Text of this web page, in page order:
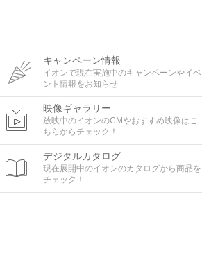
キャンペーン情報
イオンで現在実施中のキャンペーンやイベ
ント情報をお知らせ
映像ギャラリー
放映中のイオンのCMやおすすめ映像はこ
ちらからチェック！
デジタルカタログ
現在展開中のイオンのカタログから商品を
チェック！